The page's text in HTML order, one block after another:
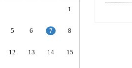
1
5 6 7 8
12 13 14 15